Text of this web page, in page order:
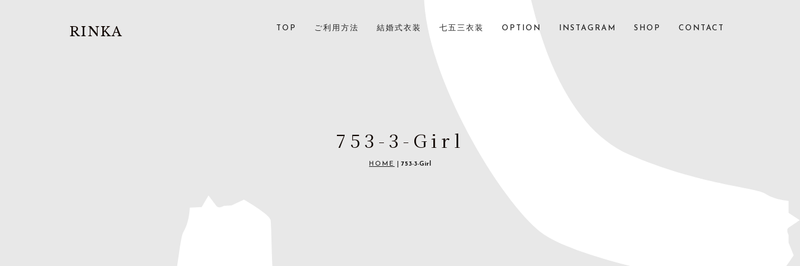
RINKA TOP ご利用方法 結婚式衣装 七五三衣装 OPTION INSTAGRAM SHOP CONTACT
753-3-Girl
HOME 753-3-Girl